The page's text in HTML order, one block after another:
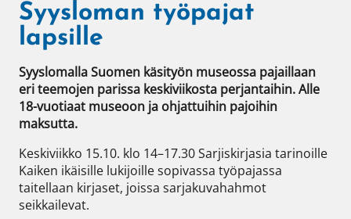
Syysloman työpajat
lapsille
Syyslomalla Suomen käsityön museossa pajaillaan
eri teemojen parissa keskiviikosta perjantaihin. Alle
18-vuotiaat museoon ja ohjattuihin pajoihin
maksutta.
Keskiviikko 15.10. klo 14–17.30 Sarjiskirjasia tarinoille
Kaiken ikäisille lukijoille sopivassa työpajassa
taitellaan kirjaset, joissa sarjakuvahahmot
seikkailevat.